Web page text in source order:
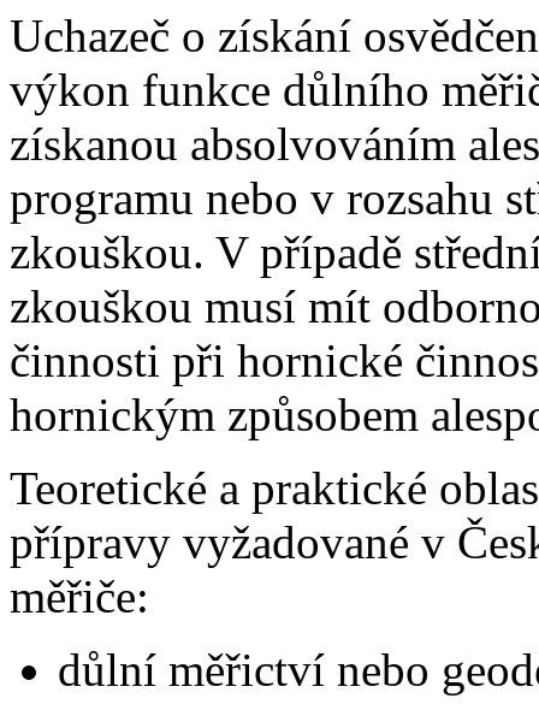
Uchazeč o získání
výkon funkce důlního
získanou absolvováním
programu nebo v rozsahu
zkouškou. V případě
zkouškou musí mít
činnosti při hornické
hornickým způsobem
Teoretické a praktické
přípravy vyžadované v
měřiče:
důlní měřictví nebo